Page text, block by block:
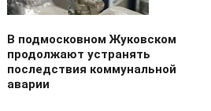
В подмосковном Жуковском
продолжают устранять
последствия коммунальной
аварии